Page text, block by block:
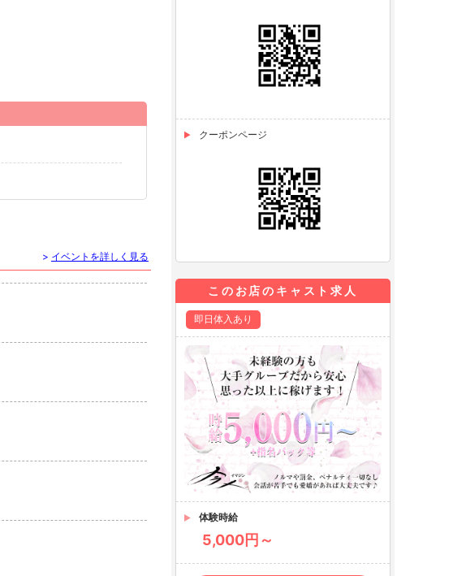
> イベントを詳しく見る
クーポンページ
このお店のキャスト求人
即日体入あり
体験時給
5,000円～